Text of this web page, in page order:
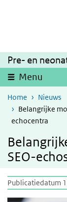
Overslaan en naar
Pre- en
Menu
Home
Nieuws
Belangrijke
echocentra
SEO-
Publicatiedatum